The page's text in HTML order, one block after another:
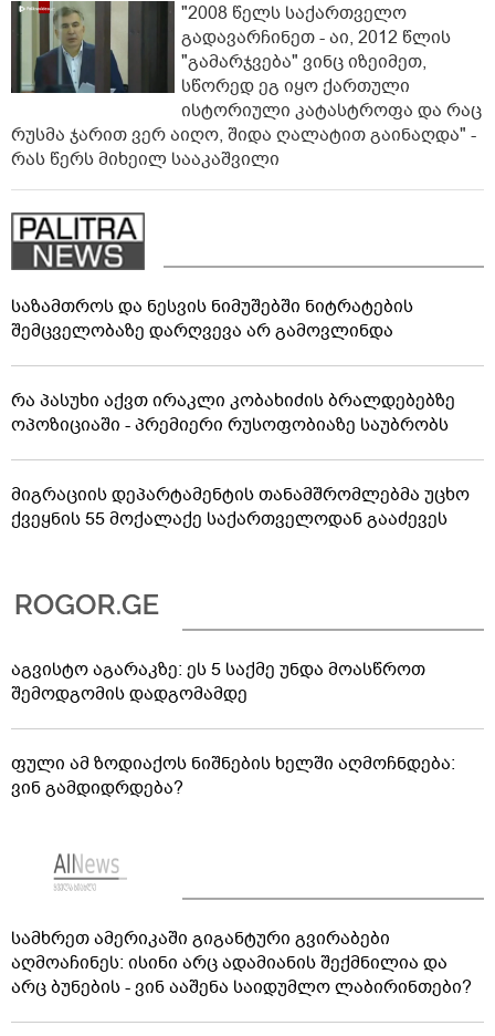
"2008 წელს საქართველო
გადავარჩინეთ - აი, 2012 წლის
"გამარჯვება" ვინც იზეიმეთ,
სწორედ ეგ იყო ქართული
ისტორიული კატასტროფა და რაც
რუსმა ჯარით ვერ აიღო, შიდა ღალატით გაინაღდა" -
რას წერს მიხეილ სააკაშვილი
საზამთროს და ნესვის ნიმუშებში ნიტრატების
შემცველობაზე დარღვევა არ გამოვლინდა
რა პასუხი აქვთ ირაკლი კობახიძის ბრალდებებზე
ოპოზიციაში - პრემიერი რუსოფობიაზე საუბრობს
მიგრაციის დეპარტამენტის თანამშრომლებმა უცხო
ქვეყნის 55 მოქალაქე საქართველოდან გააძევეს
აგვისტო აგარაკზე: ეს 5 საქმე უნდა მოასწროთ
შემოდგომის დადგომამდე
ფული ამ ზოდიაქოს ნიშნების ხელში აღმოჩნდება:
ვინ გამდიდრდება?
სამხრეთ ამერიკაში გიგანტური გვირაბები
აღმოაჩინეს: ისინი არც ადამიანის შექმნილია და
არც ბუნების - ვინ ააშენა საიდუმლო ლაბირინთები?